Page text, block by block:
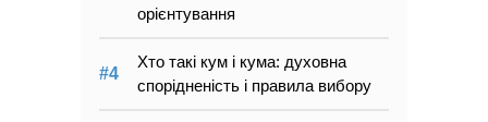
орієнтування
Хто такі кум і кума: духовна
спорідненість і правила вибору